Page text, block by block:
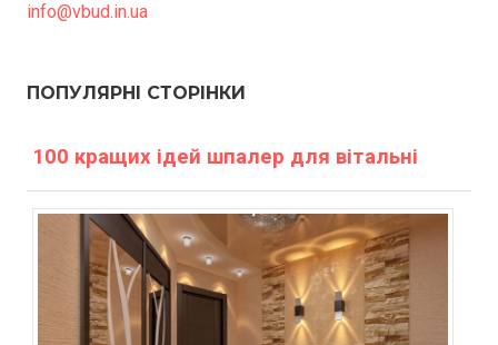
info@vbud.in.ua
ПОПУЛЯРНІ СТОРІНКИ
100 кращих ідей шпалер для вітальні